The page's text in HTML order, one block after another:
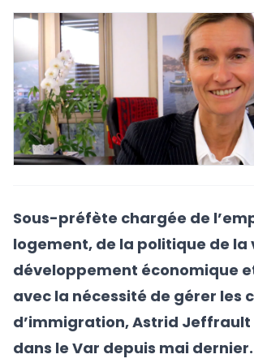
Sous-préfète chargée de
logement, de la politique de la
développement économique
avec la nécessité de gérer les
d’immigration, Astrid Jeffrault
dans le Var depuis mai